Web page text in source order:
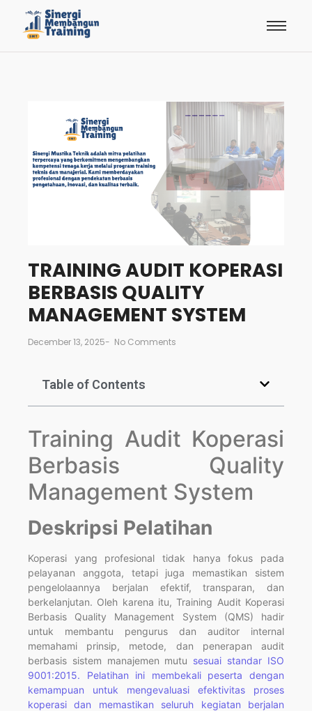
TRAINING AUDIT KOPERASI
BERBASIS QUALITY
MANAGEMENT SYSTEM
December 13, 2025- No Comments
Table of Contents
Training Audit Koperasi
Berbasis Quality
Management System
Deskripsi Pelatihan
Koperasi yang profesional tidak hanya fokus pada
pelayanan anggota, tetapi juga memastikan sistem
pengelolaannya berjalan efektif, transparan, dan
berkelanjutan. Oleh karena itu, Training Audit Koperasi
Berbasis Quality Management System (QMS) hadir
untuk membantu pengurus dan auditor internal
memahami prinsip, metode, dan penerapan audit
berbasis sistem manajemen mutu sesuai standar ISO
9001:2015. Pelatihan ini membekali peserta dengan
kemampuan untuk mengevaluasi efektivitas proses
koperasi dan memastikan seluruh kegiatan berjalan